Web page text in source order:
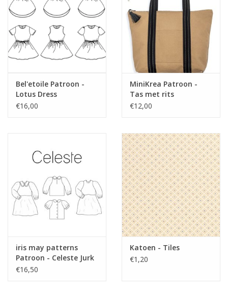
Stretch
nee
Bel'etoile Patroon -
Lotus Dress
€16,00
MiniKrea Patroon -
Tas met rits
€12,00
iris may patterns
Patroon - Celeste Jurk
en Blouse
€16,50
Katoen - Tiles
€1,20